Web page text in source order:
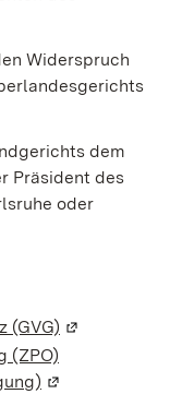
Widerspruch
dem
Präsident des
oder
(GVG) (Wird in
(ZPO)
(Wird in einem